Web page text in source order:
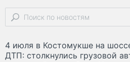
4 июля в Костомукше на
ДТП: столкнулись грузовой